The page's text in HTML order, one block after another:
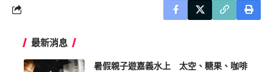
最新消息
暑假親子遊嘉義水上 太空、糖果、咖啡